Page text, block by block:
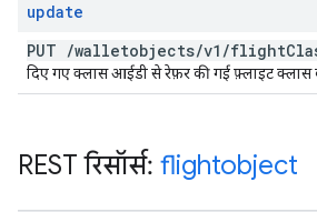
update
PUT /walletobjects/v1 /flight
दिए गए क्लास आईडी से रेफ़र की गई फ़्लाइट क्लास
REST रिसॉर्स: flightobject